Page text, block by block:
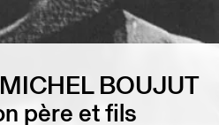
BOUJUT
père et fils